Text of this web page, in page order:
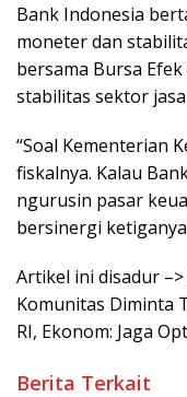
Bank Indonesia
moneter dan
bersama Bursa
stabilitas sektor
“Soal Kementerian
fiskalnya. Kalau
ngurusin pasar
bersinergi
Artikel ini disadur
Komunitas Diminta
RI, Ekonom: Jaga
Berita Terkait